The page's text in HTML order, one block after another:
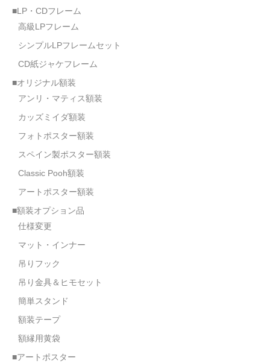
■LP・CDフレーム
高級LPフレーム
シンプルLPフレームセット
CD紙ジャケフレーム
■オリジナル額装
アンリ・マティス額装
カッズミイダ額装
フォトポスター額装
スペイン製ポスター額装
Classic Pooh額装
アートポスター額装
■額装オプション品
仕様変更
マット・インナー
吊りフック
吊り金具＆ヒモセット
簡単スタンド
額装テープ
額縁用黄袋
■アートポスター